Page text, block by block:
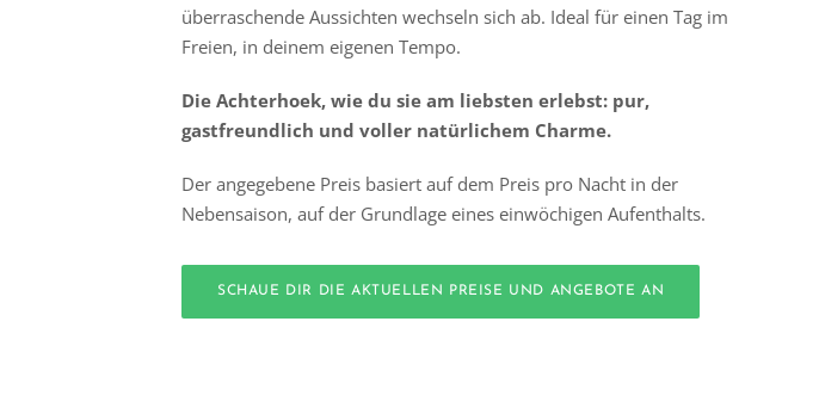
überraschende Aussichten wechseln sich ab. Ideal für einen Tag im
Freien, in deinem eigenen Tempo.
Die Achterhoek, wie du sie am liebsten erlebst: pur,
gastfreundlich und voller natürlichem Charme.
Der angegebene Preis basiert auf dem Preis pro Nacht in der
Nebensaison, auf der Grundlage eines einwöchigen Aufenthalts.
SCHAUE DIR DIE AKTUELLEN PREISE UND ANGEBOTE AN